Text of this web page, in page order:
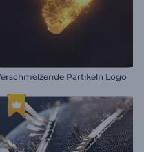
Partikeln Logo